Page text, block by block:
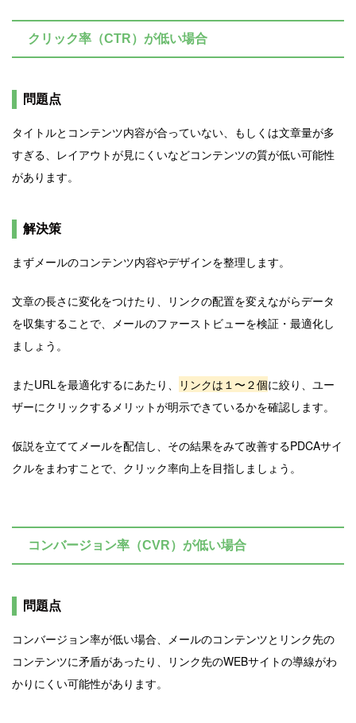
クリック率（CTR）が低い場合
問題点
タイトルとコンテンツ内容が合っていない、もしくは文章量が多
すぎる、レイアウトが見にくいなどコンテンツの質が低い可能性
があります。
解決策
まずメールのコンテンツ内容やデザインを整理します。
文章の長さに変化をつけたり、リンクの配置を変えながらデータ
を収集することで、メールのファーストビューを検証・最適化し
ましょう。
またURLを最適化するにあたり、 リンクは１〜２個に絞り、ユー
ザーにクリックするメリットが明示できているかを確認します。
仮説を立ててメールを配信し、その結果をみて改善するPDCAサイ
クルをまわすことで、クリック率向上を目指しましょう。
コンバージョン率（CVR）が低い場合
問題点
コンバージョン率が低い場合、メールのコンテンツとリンク先の
コンテンツに矛盾があったり、リンク先のWEBサイトの導線がわ
かりにくい可能性があります。